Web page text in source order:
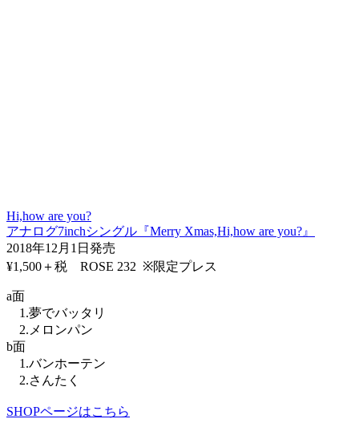
Hi,how are you?
アナログ7inchシングル『Merry Xmas,Hi,how are you?』
2018年12月1日発売
¥1,500＋税 ROSE 232 ※限定プレス
a面
1.夢でバッタリ
2.メロンパン
b面
1.バンホーテン
2.さんたく
SHOPページはこちら